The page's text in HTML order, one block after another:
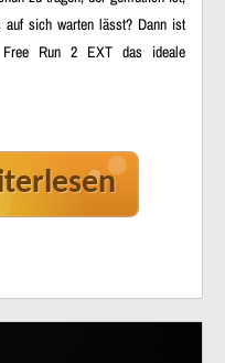
sich warten lässt? Dann ist
Free Run 2 EXT das ideale